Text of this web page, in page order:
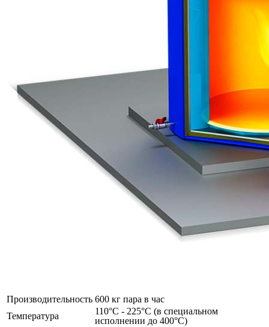
Производительность 600 кг пара в час
Температура
110°C - 225°C (в специальном
исполнении до 400°C)